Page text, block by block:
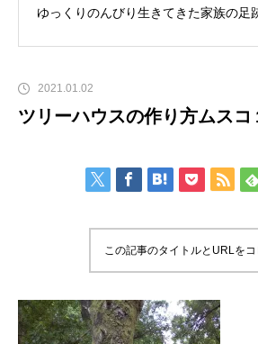
ゆっくりのんびり生きてきた家族の足
2021.01.02
ツリーハウスの作り方ムスコ
この記事のタイトルとURLを